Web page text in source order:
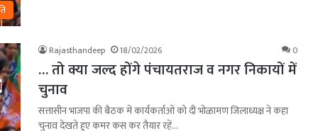
Rajasthandeep 18/02/2026 0
… तो क्या जल्द होंगे पंचायतराज व नगर निकायों में
चुनाव
सत्तासीन भाजपा की बैठक में कार्यकर्ताओं को दी भोळामण जिलाध्यक्ष ने कहा
चुनाव देखते हुए कमर कस कर तैयार रहें…